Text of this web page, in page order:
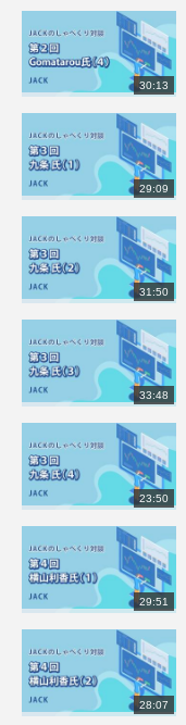
30:13
29:09
31:50
33:48
23:50
29:51
28:07